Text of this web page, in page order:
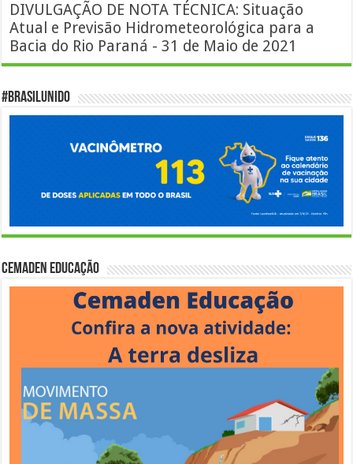
DIVULGAÇÃO DE NOTA TÉCNICA: Situação
Atual e Previsão Hidrometeorológica para a
Bacia do Rio Paraná - 31 de Maio de 2021
#BrasilUnido
Cemaden Educação